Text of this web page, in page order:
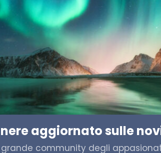
anche per il proprio futuro, in Asia...
BEIJIBAO 北极报 CINA
L’Artico nel XIV Piano Quinquennale
aggiornato sulle
grande community degli